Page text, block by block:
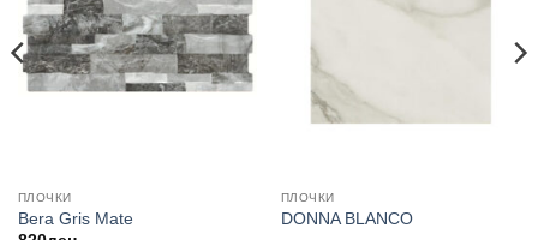
ПЛОЧКИ
Bera Gris Mate
ПЛОЧКИ
DONNA BLANCO